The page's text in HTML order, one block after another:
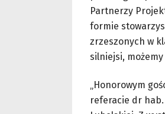
Partnerzy
formie
zrzeszonych w
silniejsi,
„Honorowym
referacie dr